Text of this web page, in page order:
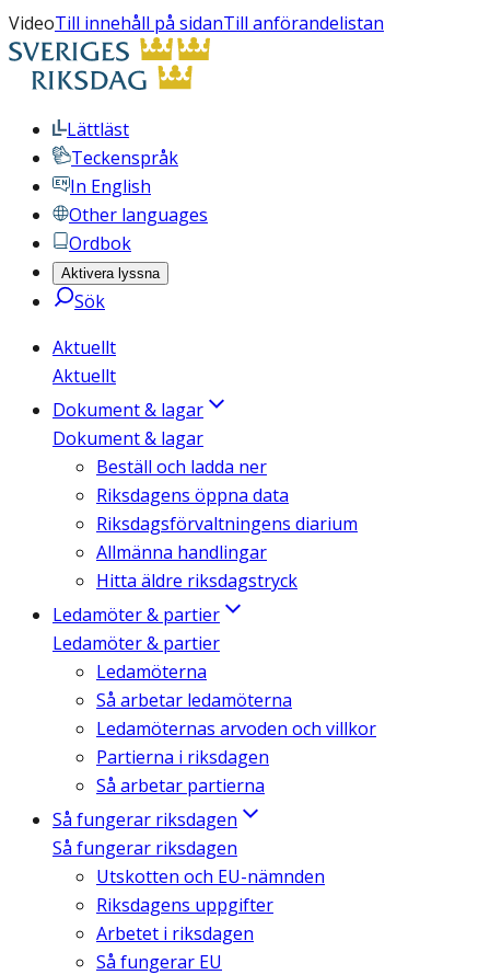
VideoTill innehåll på sidanTill anförandelistan
Lättläst
Teckenspråk
In English
Other languages
Ordbok
Aktivera lyssna
Sök
Aktuellt
Aktuellt
Dokument & lagar
Dokument & lagar
Beställ och ladda ner
Riksdagens öppna data
Riksdagsförvaltningens diarium
Allmänna handlingar
Hitta äldre riksdagstryck
Ledamöter & partier
Ledamöter & partier
Ledamöterna
Så arbetar ledamöterna
Ledamöternas arvoden och villkor
Partierna i riksdagen
Så arbetar partierna
Så fungerar riksdagen
Så fungerar riksdagen
Utskotten och EU-nämnden
Riksdagens uppgifter
Arbetet i riksdagen
Så fungerar EU